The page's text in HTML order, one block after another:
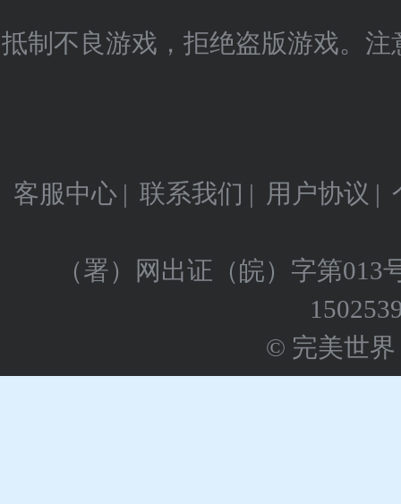
抵制不良游戏，拒绝盗版游戏。
客服中心 | 联系我们 | 用户协议 |
（署）网出证（皖）字第013
© 完美世界